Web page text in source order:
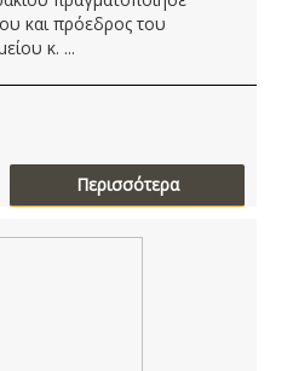
και πρόεδρος του
κ. ...
Περισσότερα